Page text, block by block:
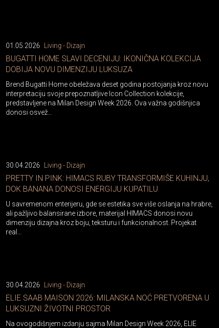
01.05.2026 Living - Dizajn
BUGATTI HOME SLAVI DECENIJU: IKONIČNA KOLEKCIJA
DOBIJA NOVU DIMENZIJU LUKSUZA
Brend Bugatti Home obeležava deset godina postojanja kroz novu
interpretaciju svoje prepoznatljive Icon Collection kolekcije,
predstavljene na Milan Design Week 2026. Ova važna godišnjica
donosi osvež...
30.04.2026 Living - Dizajn
PRETTY IN PINK: HIMACS RUBY TRANSFORMIŠE KUHINJU,
DOK BANANA DONOSI ENERGIJU KUPATILU
U savremenom enterijeru, gde se estetika sve više oslanja na hrabre,
ali pažljivo balansirane izbore, materijal HIMACS donosi novu
dimenziju dizajna kroz boju, teksturu i funkcionalnost. Projekat
real...
30.04.2026 Living - Dizajn
ELIE SAAB MAISON 2026: MILANSKA NOĆ PRETVORENA U
LUKSUZNI ŽIVOTNI PROSTOR
Na ovogodišnjem izdanju sajma Milan Design Week 2026, ELIE